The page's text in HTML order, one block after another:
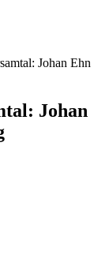
Johan Ehn
Johan